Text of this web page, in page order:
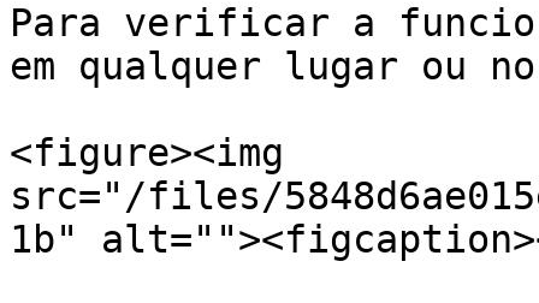
Para verificar a
em qualquer lugar ou
<figure><img
src="/files/
1b"